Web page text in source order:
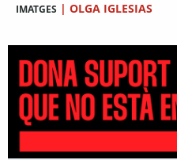
IMATGES | OLGA IGLESIAS